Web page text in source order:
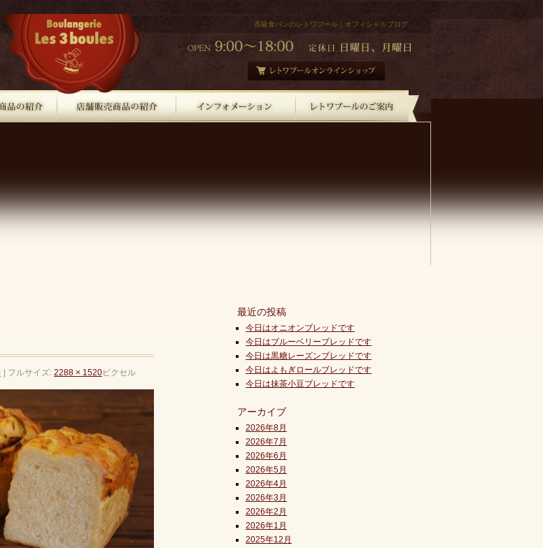
高級食パンのレトワブール｜オフィシャルブログ
フルサイズ: 2288 × 1520ピクセル
最近の投稿
今日はオニオンブレッドです
今日はブルーベリーブレッドです
今日は黒糖レーズンブレッドです
今日はよもぎロールブレッドです
今日は抹茶小豆ブレッドです
アーカイブ
2026年8月
2026年7月
2026年6月
2026年5月
2026年4月
2026年3月
2026年2月
2026年1月
2025年12月